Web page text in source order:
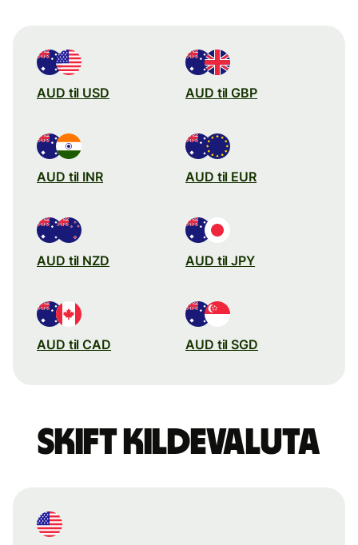
AUD til USD AUD til GBP
AUD til INR AUD til EUR
AUD til NZD AUD til JPY
AUD til CAD AUD til SGD
Skift kildevaluta